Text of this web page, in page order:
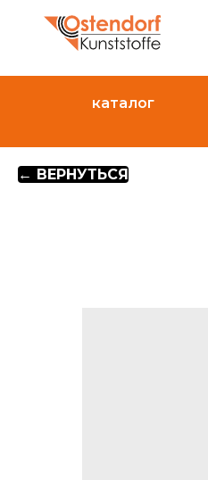
каталог
← ВЕРНУТЬСЯ